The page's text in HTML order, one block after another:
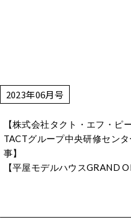
2023年06月号
【株式会社タクト・エフ・ピ
TACTグループ中央研修セン
事】
【平屋モデルハウスGRAND